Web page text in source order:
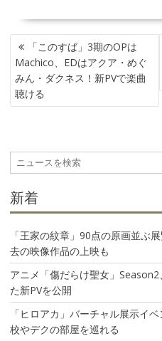
投
稿
ナ
ビ
ゲ
ョ
ン
「このすば」3期のOPは
Machico、EDはアクア・めぐ
みん・ダクネス！新PVで楽曲
聴ける
新着
「王家の紋章」90点の原画並
去の映像作品の上映も
アニメ「傷だらけ聖女」
た新PVを公開
「ヒロアカ」バーチャル展示イ
校やデクの部屋を巡れる